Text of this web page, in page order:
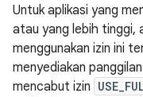
Untuk aplikasi yang
atau yang lebih tinggi,
menggunakan izin ini
menyediakan
mencabut izin